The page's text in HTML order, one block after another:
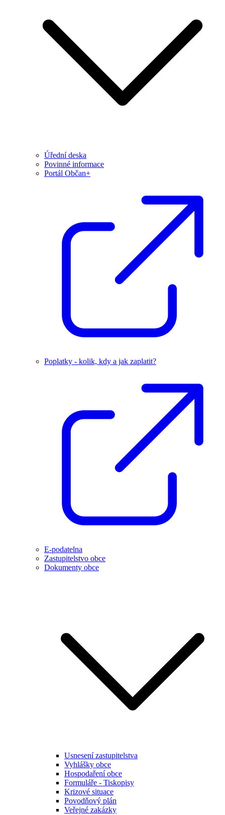
Úřední deska
Povinné informace
Portál Občan+
Poplatky - kolik, kdy a jak zaplatit?
E-podatelna
Zastupitelstvo obce
Dokumenty obce
Usnesení zastupitelstva
Vyhlášky obce
Hospodaření obce
Formuláře - Tiskopisy
Krizové situace
Povodňový plán
Veřejné zakázky